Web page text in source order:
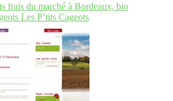
frais du marché à Bordeaux, bio
Les P’tits Cageots